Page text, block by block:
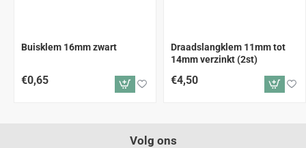
Buisklem 16mm zwart
€0,65
Draadslangklem 11mm tot
14mm verzinkt (2st)
€4,50
Volg ons